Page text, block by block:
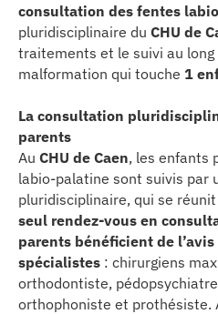
CONNECTÉ
d’info
consultation des fentes
pluridisciplinaire du CHU de
traitements et le suivi au
malformation qui touche 1
La consultation
parents
Au CHU de Caen, les enfants
labio-palatine sont suivis par
pluridisciplinaire, qui se
seul rendez-vous en
parents bénéficient de
spécialistes : chirurgiens
orthodontiste,
orthophoniste et prothésiste.